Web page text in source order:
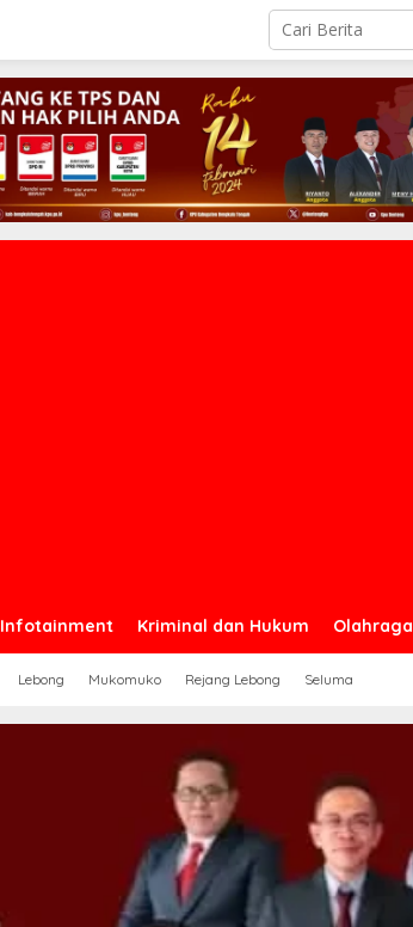
Infotainment Kriminal dan Hukum Olahraga
Lebong Mukomuko Rejang Lebong Seluma